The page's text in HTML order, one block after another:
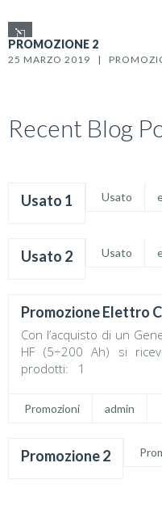
PROMOZIONE 2
25 MARZO 2019   |
Recent Blog
Usato 1 Usato
Usato 2 Usato
Promozione Elettro
Con l’acquisto di un
HF (5÷200 Ah) si
prodotti: 1
Promozioni admin
Promozione 2